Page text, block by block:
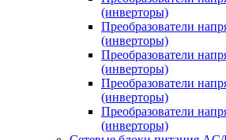
(инверторы)
Преобразователи
(инверторы)
Преобразователи
(инверторы)
Преобразователи
(инверторы)
Преобразователи
(инверторы)